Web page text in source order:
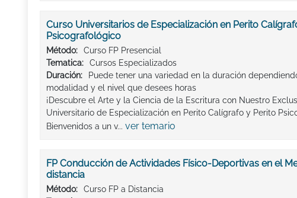
Curso Universitarios de Especialización en Perito
Psicografológico
Método:
Curso FP Presencial
Tematica:
Cursos Especializados
Duración:
Puede tener una variedad en la duración
modalidad y el nivel que desees horas
¡Descubre el Arte y la Ciencia de la Escritura con Nuestro
Universitario de Especialización en Perito Calígrafo y Perito
Bienvenidos a un v... ver temario
FP Conducción de Actividades Físico-Deportivas en el
distancia
Método:
Curso FP a Distancia